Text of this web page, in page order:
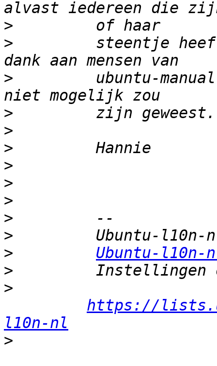
>
>
steentje
>
ubuntu-
>
>
>
>
>
>
>
>
>
Ubuntu-
>
>
https://
l10n-nl
>